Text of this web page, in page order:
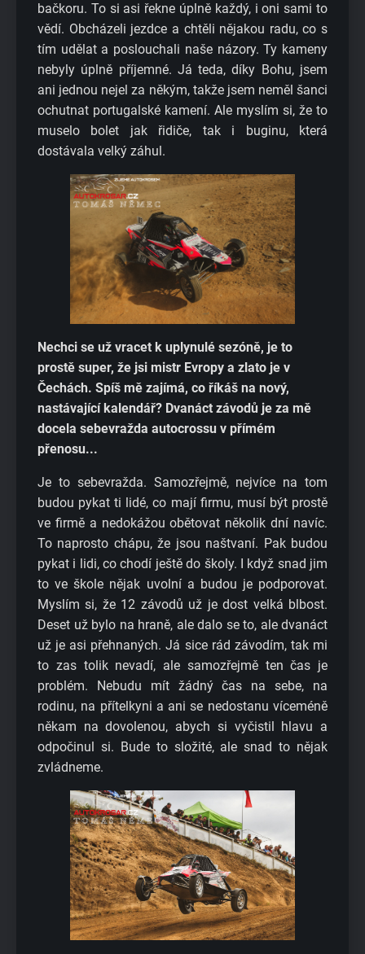
bačkoru. To si asi řekne úplně každý, i oni sami to
vědí. Obcházeli jezdce a chtěli nějakou radu, co s
tím udělat a poslouchali naše názory. Ty kameny
nebyly úplně příjemné. Já teda, díky Bohu, jsem
ani jednou nejel za někým, takže jsem neměl šanci
ochutnat portugalské kamení. Ale myslím si, že to
muselo bolet jak řidiče, tak i buginu, která
dostávala velký záhul.
Nechci se už vracet k uplynulé sezóně, je to
prostě super, že jsi mistr Evropy a zlato je v
Čechách. Spíš mě zajímá, co říkáš na nový,
nastávající kalendář? Dvanáct závodů je za mě
docela sebevražda autocrossu v přímém
přenosu...
Je to sebevražda. Samozřejmě, nejvíce na tom
budou pykat ti lidé, co mají firmu, musí být prostě
ve firmě a nedokážou obětovat několik dní navíc.
To naprosto chápu, že jsou naštvaní. Pak budou
pykat i lidi, co chodí ještě do školy. I když snad jim
to ve škole nějak uvolní a budou je podporovat.
Myslím si, že 12 závodů už je dost velká blbost.
Deset už bylo na hraně, ale dalo se to, ale dvanáct
už je asi přehnaných. Já sice rád závodím, tak mi
to zas tolik nevadí, ale samozřejmě ten čas je
problém. Nebudu mít žádný čas na sebe, na
rodinu, na přítelkyni a ani se nedostanu víceméně
někam na dovolenou, abych si vyčistil hlavu a
odpočinul si. Bude to složité, ale snad to nějak
zvládneme.